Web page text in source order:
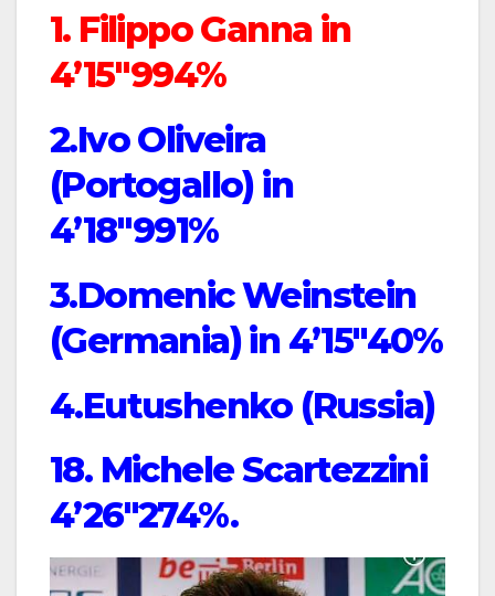
1. Filippo Ganna in
4’15″994%
2.Ivo Oliveira
(Portogallo) in
4’18″991%
3.Domenic Weinstein
(Germania) in 4’15″40%
4.Eutushenko (Russia)
18. Michele Scartezzini
4’26″274%.